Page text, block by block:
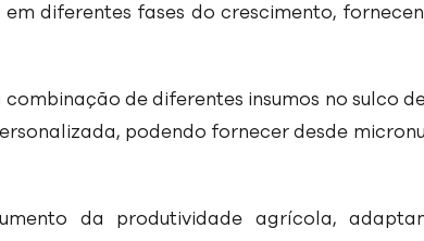
diferentes fases do crescimento,
de diferentes insumos no sulco
podendo fornecer desde
da produtividade agrícola,